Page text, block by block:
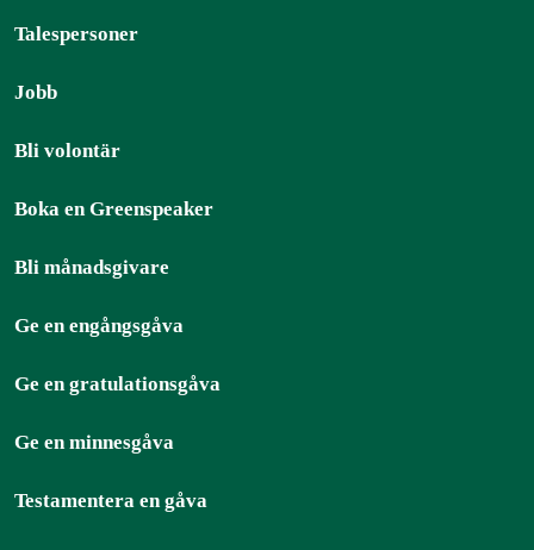
Talespersoner
Jobb
Bli volontär
Boka en Greenspeaker
Bli månadsgivare
Ge en engångsgåva
Ge en gratulationsgåva
Ge en minnesgåva
Testamentera en gåva